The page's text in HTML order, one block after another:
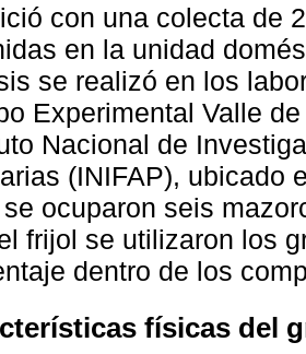
con una colecta de
en la unidad
se realizó en los
Experimental Valle
Nacional de
(INIFAP), ubicado
ocuparon seis
frijol se utilizaron los
dentro de los
físicas del